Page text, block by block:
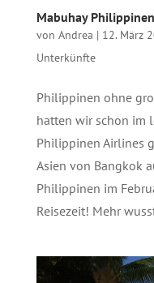
Mabuhay
von Andrea | 12. März
Unterkünfte
Philippinen ohne
hatten wir schon im
Philippinen Airlines
Asien von Bangkok
Philippinen im
Reisezeit! Mehr